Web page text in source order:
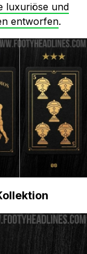
luxuriöse und
entworfen.